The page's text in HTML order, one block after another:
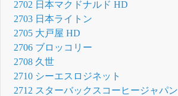
2702 日本マクドナルド HD
2703 日本ライトン
2705 大戸屋 HD
2706 ブロッコリー
2708 久世
2710 シーエスロジネット
2712 スターバックスコーヒージャパン